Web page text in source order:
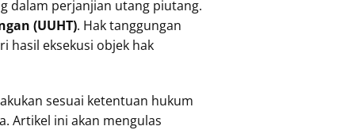
dalam perjanjian utang piutang.
(UUHT). Hak tanggungan
hasil eksekusi objek hak
sesuai ketentuan hukum
Artikel ini akan mengulas